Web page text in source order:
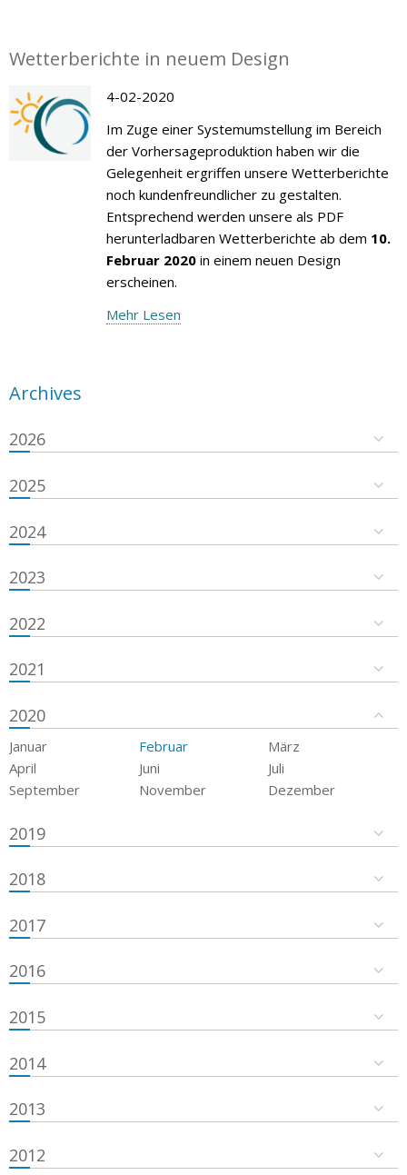
Wetterberichte in neuem Design
4-02-2020
Im Zuge einer Systemumstellung im Bereich
der Vorhersageproduktion haben wir die
Gelegenheit ergriffen unsere Wetterberichte
noch kundenfreundlicher zu gestalten.
Entsprechend werden unsere als PDF
herunterladbaren Wetterberichte ab dem 10.
Februar 2020in einem neuen Design
erscheinen.
Mehr Lesen
Archives
2026
2025
2024
2023
2022
2021
2020
Januar Februar
März
April
Juni
Juli
September
November Dezember
2019
2018
2017
2016
2015
2014
2013
2012